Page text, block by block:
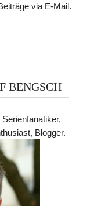
via E-Mail.
BENGSCH
Blogger.